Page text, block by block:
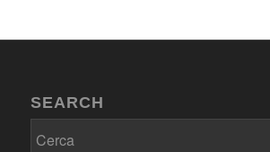
SEARCH